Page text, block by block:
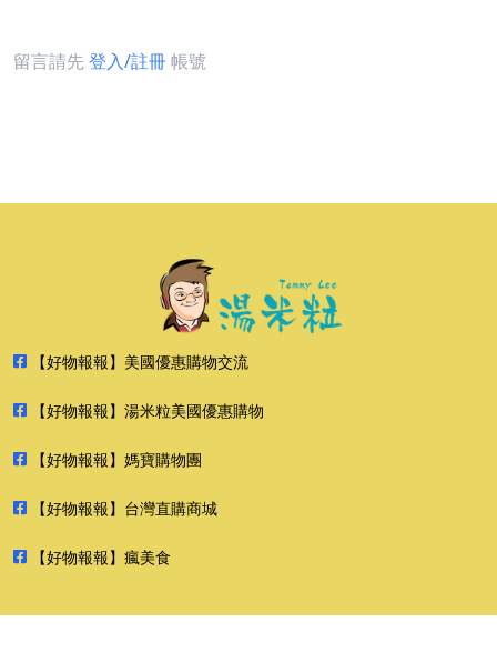
留言請先登入/註冊帳號
【好物報報】美國優惠購物交流
【好物報報】湯米粒美國優惠購物
【好物報報】媽寶購物團
【好物報報】台灣直購商城
【好物報報】瘋美食